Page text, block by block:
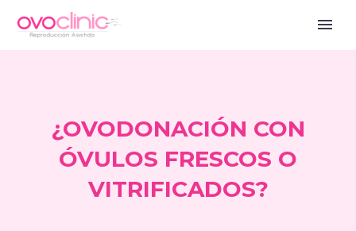
¿OVODONACIÓN CON
ÓVULOS FRESCOS O
VITRIFICADOS?